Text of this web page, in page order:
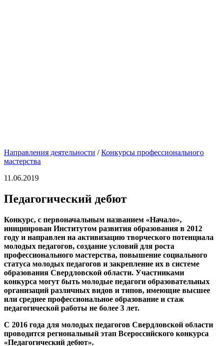
Направления деятельности /Конкурсы профессионального
мастерства
11.06.2019
Педагогический дебют
Конкурс, с первоначальным названием «Начало»,
инициирован Институтом развития образования в 2012
году и направлен на активизацию творческого потенциала
молодых педагогов, создание условий для роста
профессионального мастерства, повышение социального
статуса молодых педагогов и закрепление их в системе
образования Свердловской области. Участниками
конкурса могут быть молодые педагоги образовательных
организаций различных видов и типов, имеющие высшее
или среднее профессиональное образование и стаж
педагогической работы не более 3 лет.
С 2016 года для молодых педагогов Свердловской области
проводится региональный этап Всероссийского конкурса
«Педагогический дебют».